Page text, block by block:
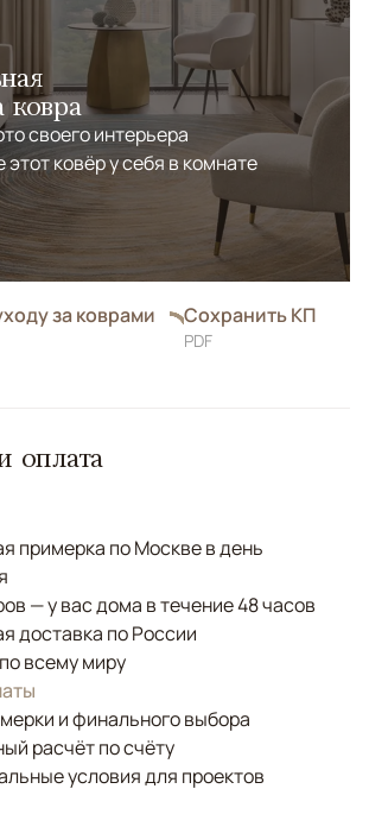
ковра
своего интерьера
этот ковёр у себя в комнате
за коврами Сохранить КП
PDF
оплата
примерка по Москве в день
— у вас дома в течение 48 часов
доставка по России
всему миру
и финального выбора
расчёт по счёту
условия для проектов